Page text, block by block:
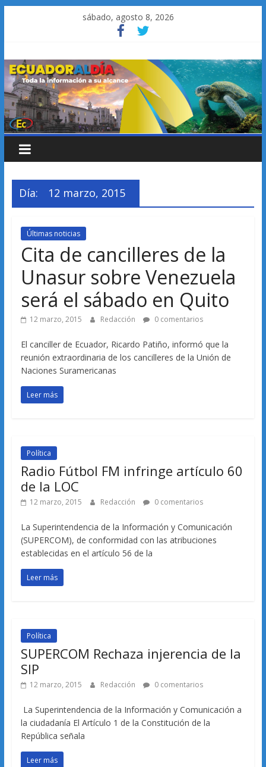
sábado, agosto 8, 2026
Día: 12 marzo, 2015
Últimas noticias
Cita de cancilleres de la
Unasur sobre Venezuela
será el sábado en Quito
12 marzo, 2015 Redacción 0 comentarios
El canciller de Ecuador, Ricardo Patiño, informó que la
reunión extraordinaria de los cancilleres de la Unión de
Naciones Suramericanas
Leer más
Política
Radio Fútbol FM infringe artículo 60
de la LOC
12 marzo, 2015 Redacción 0 comentarios
La Superintendencia de la Información y Comunicación
(SUPERCOM), de conformidad con las atribuciones
establecidas en el artículo 56 de la
Leer más
Política
SUPERCOM Rechaza injerencia de la
SIP
12 marzo, 2015 Redacción 0 comentarios
La Superintendencia de la Información y Comunicación a
la ciudadanía El Artículo 1 de la Constitución de la
República señala
Leer más